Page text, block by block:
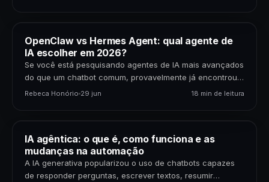
OpenClaw vs Hermes Agent: qual agente de
IA escolher em 2026?
Se você está pesquisando agentes de IA mais avançados
do que um chatbot comum, provavelmente já encontrou
dois nomes: OpenClaw e Hermes Agent. Os…
Rebeca Honório 29 jun 18 min de leitura
IA agêntica: o que é, como funciona e as
mudanças na automação
A IA generativa popularizou o uso de chatbots capazes
de responder perguntas, escrever textos, resumir